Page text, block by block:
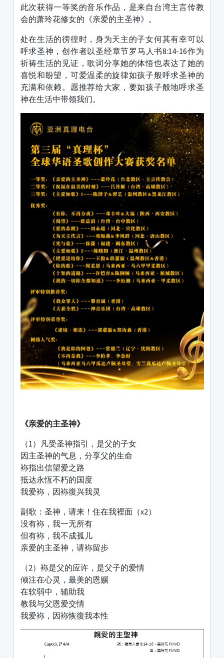
此次获得一等奖的音乐作品，是来自台湾主言传教
会的萧玲花修女的《亲爱的主圣神》。
处在生活的徬徨时，身为天主的子女何其有幸可以
呼求圣神，创作者以圣经章节罗马人书8:14-16作为
祈祷生活的见证，歌词分享她的体悟也表达了她的
喜悦和盼望，可爱温柔的旋律如孩子般呼求圣神的
充满和依赖。愿推荐给大家，要如孩子般地呼求圣
神在生活中带领我们。
《亲爱的主圣神》
（1）凡受圣神指引，是父的子女
因主圣神的气息，分享父的生命
袮指出信望爱之路
抵达永恆不朽的国度
我爱袮，因袮復兴我灵
副歌：圣神，请来！住在我裡面（x2）
没有袮，我一无所有
但有袮，我不成孤儿
亲爱的主圣神，请袮留步
（2）袮是父的应许，是父子的爱情
倾注在心灵，最美的恩赐
在软弱中，辅助我
教我与父恩爱交情
我爱袮，因袮恢復我本性